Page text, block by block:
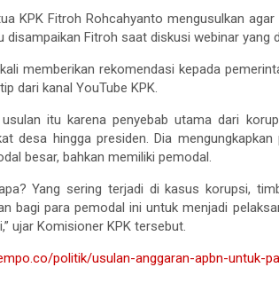
KPK Fitroh Rohcahyanto mengusulkan
disampaikan Fitroh saat diskusi webinar yang
memberikan rekomendasi kepada
dari kanal YouTube KPK.
itu karena penyebab utama dari
desa hingga presiden. Dia
besar, bahkan memiliki pemodal.
Yang sering terjadi di kasus korupsi,
bagi para pemodal ini untuk menjadi
ujar Komisioner KPK tersebut.
politik/usulan-anggaran-apbn-untuk-